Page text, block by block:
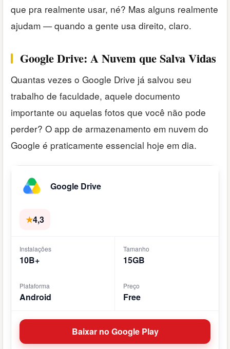
que pra realmente usar, né? Mas alguns realmente
ajudam — quando a gente usa direito, claro.
Google Drive: A Nuvem que Salva Vidas
Quantas vezes o Google Drive já salvou seu
trabalho de faculdade, aquele documento
importante ou aquelas fotos que você não pode
perder? O app de armazenamento em nuvem do
Google é praticamente essencial hoje em dia.
Google Drive
★4,3
Instalações
10B+
Tamanho
15GB
Plataforma
Android
Preço
Free
Baixar no Google Play